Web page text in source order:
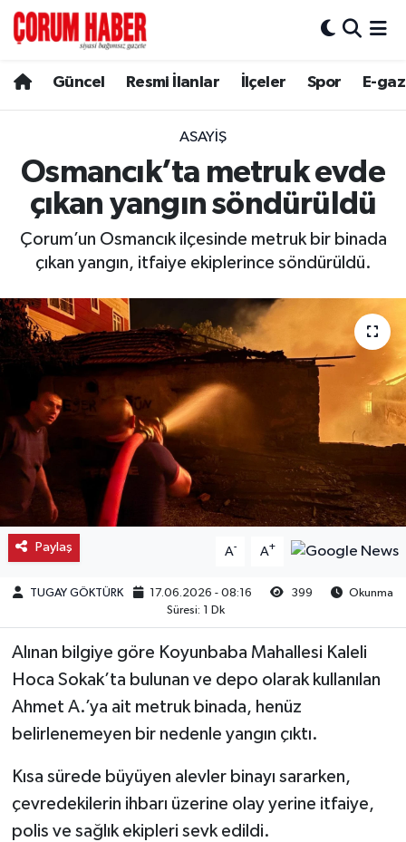
Güncel Resmi İlanlar İlçeler Spor E-
ASAYIŞ
Osmancık’ta metruk evde
çıkan yangın söndürüldü
Çorum’un Osmancık ilçesinde metruk bir binada
çıkan yangın, itfaiye ekiplerince söndürüldü.
Paylaş A- A+
TUGAY GÖKTÜRK 17.06.2026 - 08:16 399
Okunma
Süresi: 1 Dk
Alınan bilgiye göre Koyunbaba Mahallesi Kaleli
Hoca Sokak’ta bulunan ve depo olarak kullanılan
Ahmet A.’ya ait metruk binada, henüz
belirlenemeyen bir nedenle yangın çıktı.
Kısa sürede büyüyen alevler binayı sararken,
çevredekilerin ihbarı üzerine olay yerine itfaiye,
polis ve sağlık ekipleri sevk edildi.
Spor
Alaca
Bayat
Boğazkale
Dodurga
İskilip
Kargı
Laçin
Mecitözü
Osmancık
Sungurlu
Sağlık
Hava Durumu
Çorum Namaz Vakitleri
Trafik Durumu
Süper Lig Puan Durumu ve Fikstür
Tüm Manşetler
Son Dakika Haberleri
Haber Arşivi